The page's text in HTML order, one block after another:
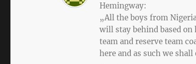
Hemingway:
„All the boys from
will stay behind based
team and reserve team
here and as such we